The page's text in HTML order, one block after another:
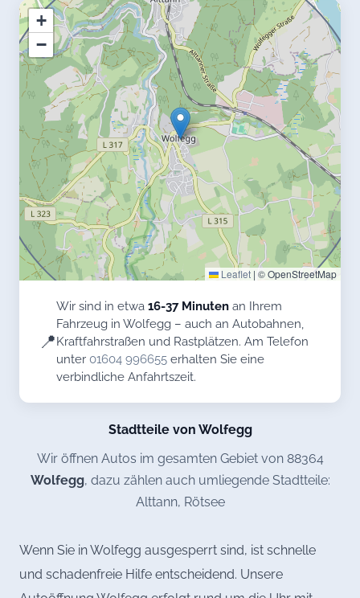
+
−
Leaflet | © OpenStreetMap
📍
Wir sind in etwa 16-37 Minuten an Ihrem
Fahrzeug in Wolfegg – auch an Autobahnen,
Kraftfahrstraßen und Rastplätzen. Am Telefon
unter 01604 996655 erhalten Sie eine
verbindliche Anfahrtszeit.
Stadtteile von Wolfegg
Wir öffnen Autos im gesamten Gebiet von 88364
Wolfegg, dazu zählen auch umliegende Stadtteile:
Alttann, Rötsee
Wenn Sie in Wolfegg ausgesperrt sind, ist schnelle
und schadenfreie Hilfe entscheidend. Unsere